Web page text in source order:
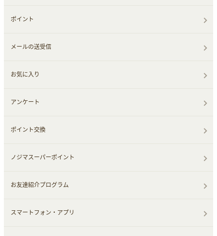
ポイント
メールの送受信
お気に入り
アンケート
ポイント交換
ノジマスーパーポイント
お友達紹介プログラム
スマートフォン・アプリ